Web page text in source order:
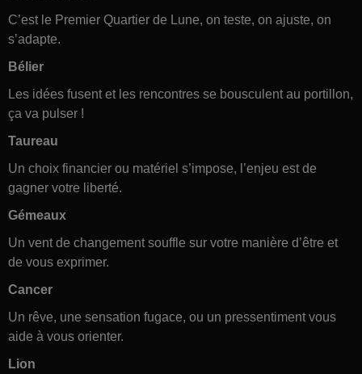
C’est le Premier Quartier de Lune, on teste, on ajuste, on
s’adapte.
Bélier
Les idées fusent et les rencontres se bousculent au portillon,
ça va pulser !
Taureau
Un choix financier ou matériel s’impose, l’enjeu est de
gagner votre liberté.
Gémeaux
Un vent de changement souffle sur votre manière d’être et
de vous exprimer.
Cancer
Un rêve, une sensation fugace, ou un pressentiment vous
aide à vous orienter.
Lion